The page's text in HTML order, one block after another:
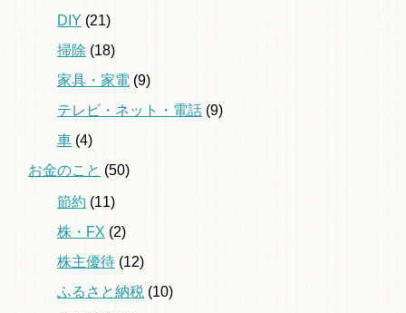
DIY (21)
掃除 (18)
家具・家電 (9)
テレビ・ネット・電話 (9)
車 (4)
お金のこと (50)
節約 (11)
株・FX (2)
株主優待 (12)
ふるさと納税 (10)